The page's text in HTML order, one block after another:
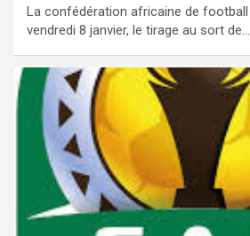
La confédération africaine de
vendredi 8 janvier, le tirage au sort de…